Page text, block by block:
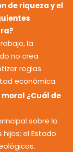
de riqueza y el
la
no crea
reglas
económica.
¿Cuál de
sobre la
el Estado